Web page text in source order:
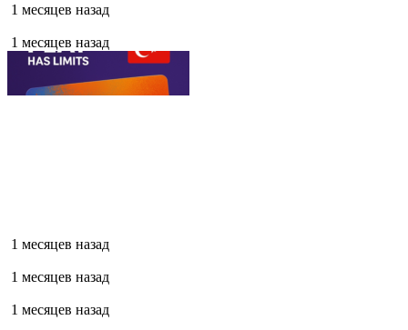
1 месяцев назад
1 месяцев назад
1 месяцев назад
1 месяцев назад
1 месяцев назад